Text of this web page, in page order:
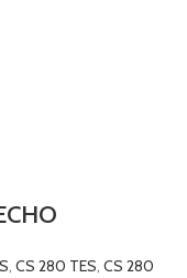
, CS 280 TES, CS 280